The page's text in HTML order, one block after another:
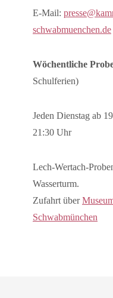
E-Mail:
schwabmuenchen.de
Wöchentliche
Schulferien)
Jeden Dienstag ab
21:30 Uhr
Lech-Wertach-
Wasserturm.
Zufahrt über
Schwabmünchen